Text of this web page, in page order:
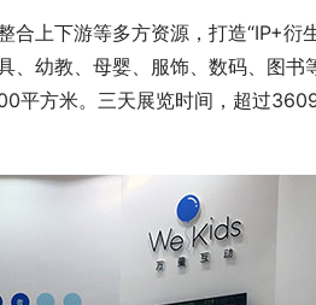
合上下游等多方资源，打造“IP+衍
幼教、母婴、服饰、数码、图书
平方米。三天展览时间，超过